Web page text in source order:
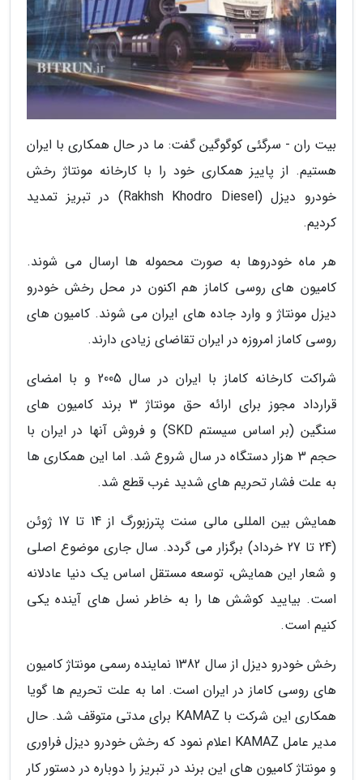
بیت ران - سرگئی کوگوگین گفت: ما در حال همکاری با ایران
هستیم. از پاییز همکاری خود را با کارخانه مونتاژ رخش
خودرو دیزل (Rakhsh Khodro Diesel) در تبریز تمدید
کردیم.
هر ماه خودروها به صورت محموله ها ارسال می شوند.
کامیون های روسی کاماز هم اکنون در محل رخش خودرو
دیزل مونتاژ و وارد جاده های ایران می شوند. کامیون های
روسی کاماز امروزه در ایران تقاضای زیادی دارند.
شراکت کارخانه کاماز با ایران در سال 2005 و با امضای
قرارداد مجوز برای ارائه حق مونتاژ 3 برند کامیون های
سنگین (بر اساس سیستم SKD) و فروش آنها در ایران با
حجم 3 هزار دستگاه در سال شروع شد. اما این همکاری ها
به علت فشار تحریم های شدید غرب قطع شد.
همایش بین المللی مالی سنت پترزبورگ از 14 تا 17 ژوئن
(24 تا 27 خرداد) برگزار می گردد. سال جاری موضوع اصلی
و شعار این همایش، توسعه مستقل اساس یک دنیا عادلانه
است. بیایید کوشش ها را به خاطر نسل های آینده یکی
کنیم است.
رخش خودرو دیزل از سال 1382 نماینده رسمی مونتاژ کامیون
های روسی کاماز در ایران است. اما به علت تحریم ها گویا
همکاری این شرکت با KAMAZ برای مدتی متوقف شد. حال
مدیر عامل KAMAZ اعلام نمود که رخش خودرو دیزل فراوری
و مونتاژ کامیون های این برند در تبریز را دوباره در دستور کار